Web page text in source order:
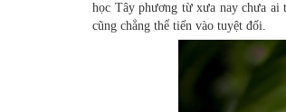
học Tây phương từ xưa nay chưa
cũng chẳng thể tiến vào tuyệt đối.